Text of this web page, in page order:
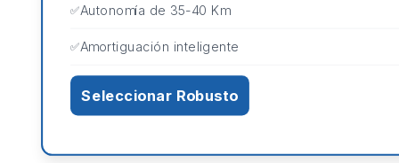
Autonomía de 35-40 Km
Amortiguación inteligente
Seleccionar Robusto